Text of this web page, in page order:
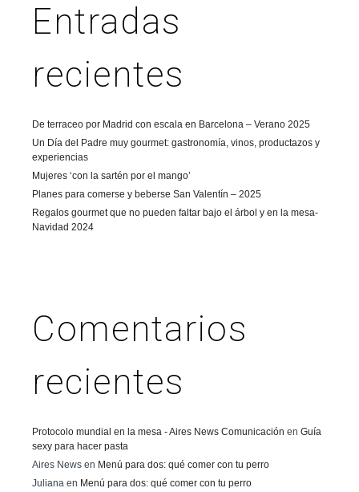
Entradas
recientes
De terraceo por Madrid con escala en Barcelona – Verano 2025
Un Día del Padre muy gourmet: gastronomía, vinos, productazos y
experiencias
Mujeres ‘con la sartén por el mango’
Planes para comerse y beberse San Valentín – 2025
Regalos gourmet que no pueden faltar bajo el árbol y en la mesa-
Navidad 2024
Comentarios
recientes
Protocolo mundial en la mesa - Aires News Comunicación en Guía
sexy para hacer pasta
Aires News en Menú para dos: qué comer con tu perro
Juliana en Menú para dos: qué comer con tu perro